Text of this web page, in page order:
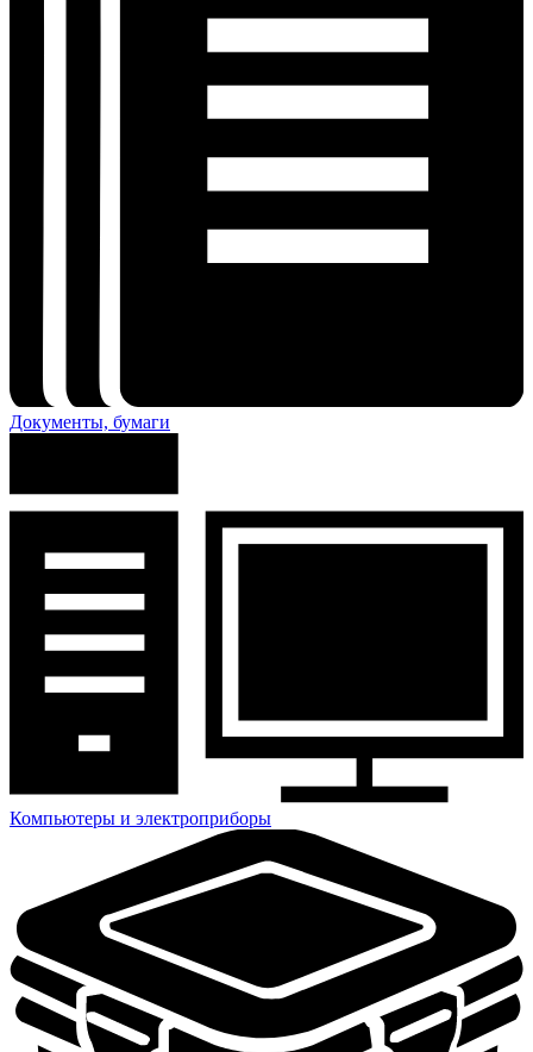
Документы, бумаги
Компьютеры и электроприборы